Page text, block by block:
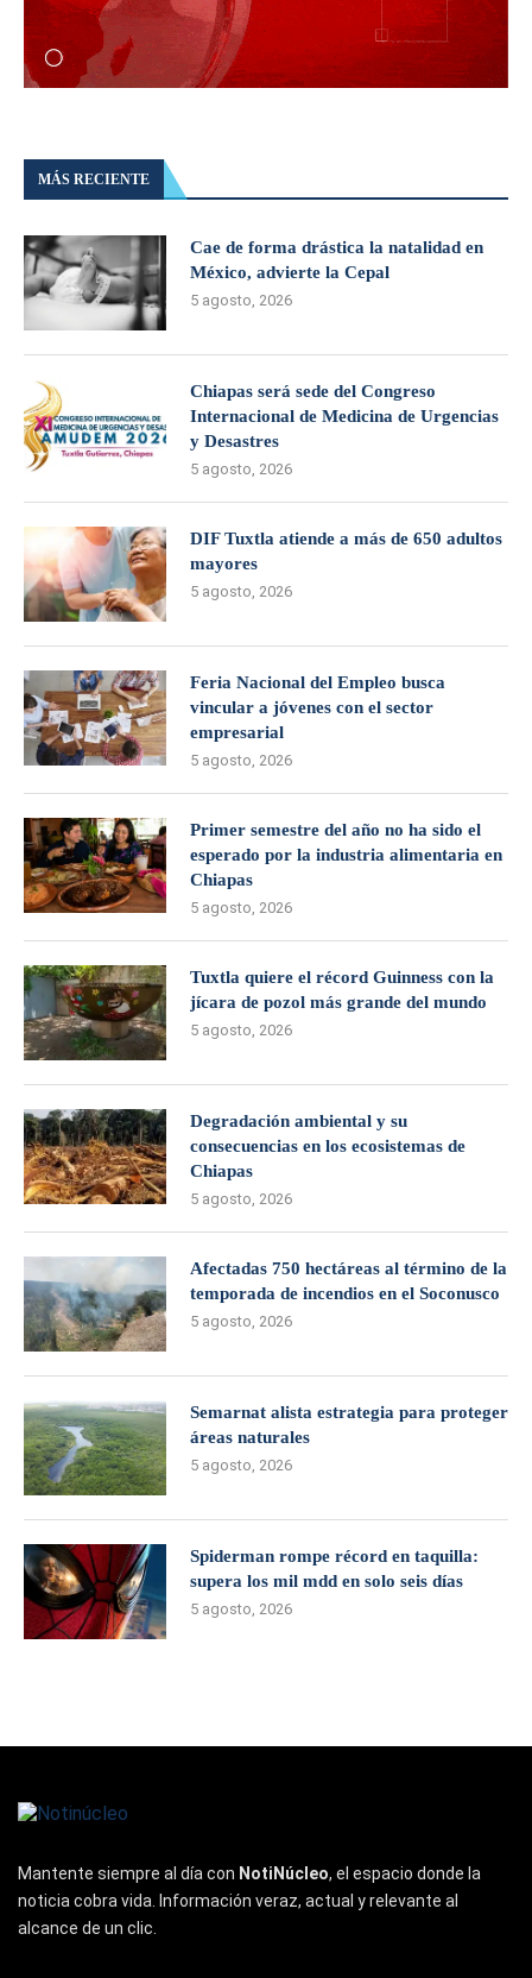
MÁS RECIENTE
Cae de forma drástica la natalidad en
México, advierte la Cepal
5 agosto, 2026
Chiapas será sede del Congreso
Internacional de Medicina de Urgencias
y Desastres
5 agosto, 2026
DIF Tuxtla atiende a más de 650 adultos
mayores
5 agosto, 2026
Feria Nacional del Empleo busca
vincular a jóvenes con el sector
empresarial
5 agosto, 2026
Primer semestre del año no ha sido el
esperado por la industria alimentaria en
Chiapas
5 agosto, 2026
Tuxtla quiere el récord Guinness con la
jícara de pozol más grande del mundo
5 agosto, 2026
Degradación ambiental y su
consecuencias en los ecosistemas de
Chiapas
5 agosto, 2026
Afectadas 750 hectáreas al término de la
temporada de incendios en el Soconusco
5 agosto, 2026
Semarnat alista estrategia para proteger
áreas naturales
5 agosto, 2026
Spiderman rompe récord en taquilla:
supera los mil mdd en solo seis días
5 agosto, 2026
Mantente siempre al día con NotiNúcleo, el espacio donde la
noticia cobra vida. Información veraz, actual y relevante al
alcance de un clic.